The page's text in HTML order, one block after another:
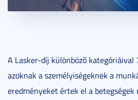
A Lasker-díj különböző kategóriáival
azoknak a személyiségeknek a
eredményeket értek el a betegségek